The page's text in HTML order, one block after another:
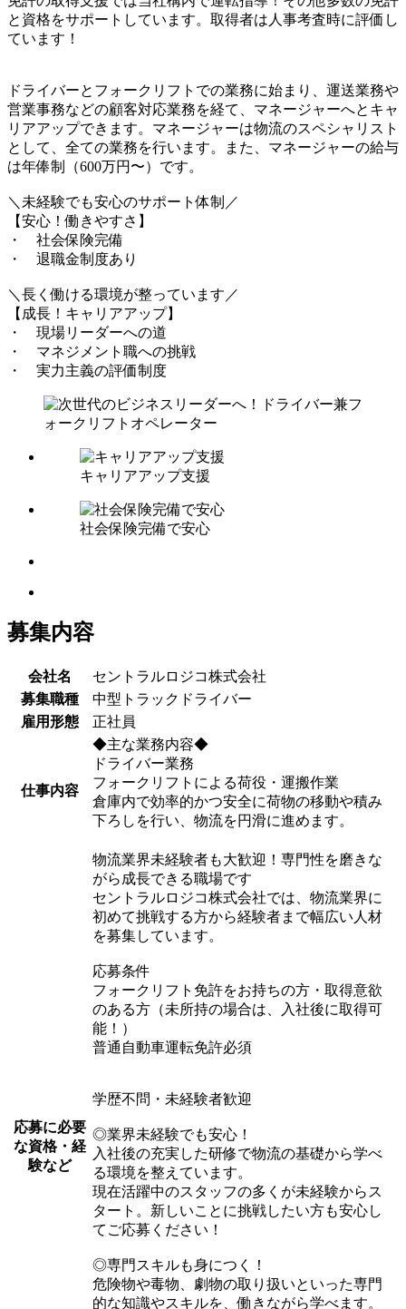
と資格をサポートしています。取得者は人事考査時に評価し
ています！
ドライバーとフォークリフトでの業務に始まり、運送業務や
営業事務などの顧客対応業務を経て、マネージャーへとキャ
リアアップできます。マネージャーは物流のスペシャリスト
として、全ての業務を行います。また、マネージャーの給与
は年俸制（600万円〜）です。
＼未経験でも安心のサポート体制／
【安心！働きやすさ】
・ 社会保険完備
・ 退職金制度あり
＼長く働ける環境が整っています／
【成長！キャリアアップ】
・ 現場リーダーへの道
・ マネジメント職への挑戦
・ 実力主義の評価制度
キャリアアップ支援
社会保険完備で安心
募集内容
会社名
セントラルロジコ株式会社
募集職種
中型トラックドライバー
雇用形態
正社員
仕事内容
◆主な業務内容◆
ドライバー業務
フォークリフトによる荷役・運搬作業
倉庫内で効率的かつ安全に荷物の移動や積み
下ろしを行い、物流を円滑に進めます。
応募に必要
な資格・経
験など
物流業界未経験者も大歓迎！専門性を磨きな
がら成長できる職場です
セントラルロジコ株式会社では、物流業界に
初めて挑戦する方から経験者まで幅広い人材
を募集しています。
応募条件
フォークリフト免許をお持ちの方・取得意欲
のある方（未所持の場合は、入社後に取得可
能！）
普通自動車運転免許必須
学歴不問・未経験者歓迎
◎業界未経験でも安心！
入社後の充実した研修で物流の基礎から学べ
る環境を整えています。
現在活躍中のスタッフの多くが未経験からス
タート。新しいことに挑戦したい方も安心し
てご応募ください！
◎専門スキルも身につく！
危険物や毒物、劇物の取り扱いといった専門
的な知識やスキルを、働きながら学べます。